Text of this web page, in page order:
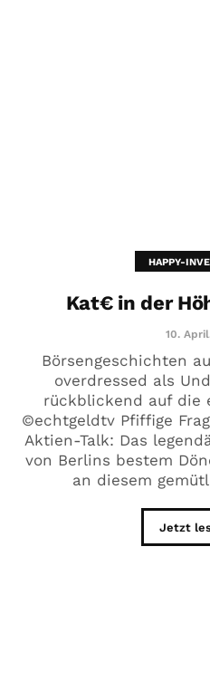
HAPPY-
Kat€ in der
10.
Börsengeschichten
overdressed als
rückblickend auf die
©echtgeldtv Pfiffige
Aktien-Talk: Das
von Berlins bestem
an diesem
Jetzt